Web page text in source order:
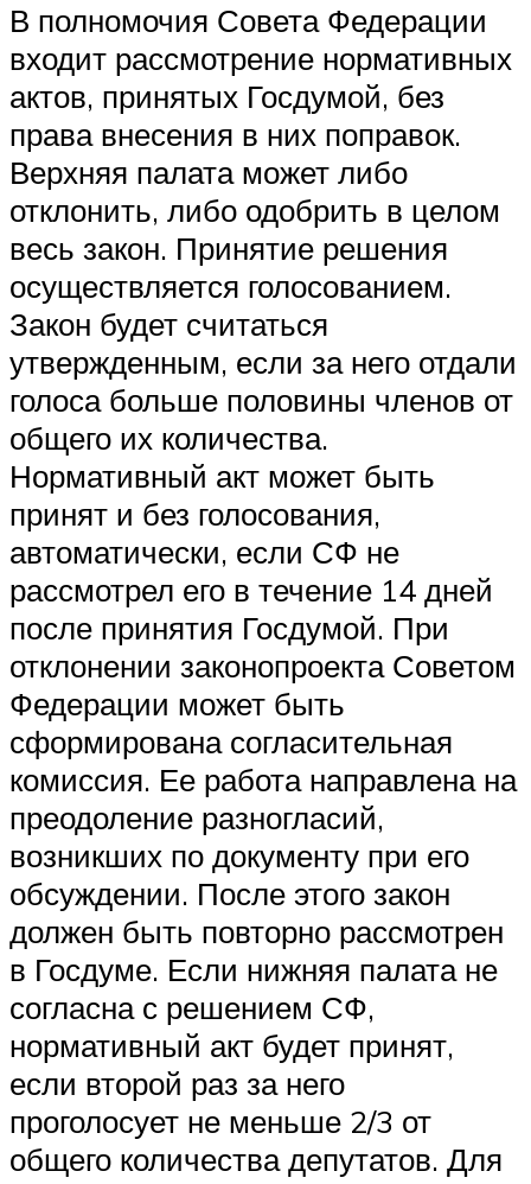
В полномочия Совета Федерации
входит рассмотрение нормативных
актов, принятых Госдумой, без
права внесения в них поправок.
Верхняя палата может либо
отклонить, либо одобрить в целом
весь закон. Принятие решения
осуществляется голосованием.
Закон будет считаться
утвержденным, если за него отдали
голоса больше половины членов от
общего их количества.
Нормативный акт может быть
принят и без голосования,
автоматически, если СФ не
рассмотрел его в течение 14 дней
после принятия Госдумой. При
отклонении законопроекта Советом
Федерации может быть
сформирована согласительная
комиссия. Ее работа направлена на
преодоление разногласий,
возникших по документу при его
обсуждении. После этого закон
должен быть повторно рассмотрен
в Госдуме. Если нижняя палата не
согласна с решением СФ,
нормативный акт будет принят,
если второй раз за него
проголосует не меньше 2/3 от
общего количества депутатов. Для